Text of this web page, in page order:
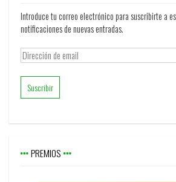
Introduce tu correo electrónico para suscribirte a
notificaciones de nuevas entradas.
Dirección
de
email
PREMIOS